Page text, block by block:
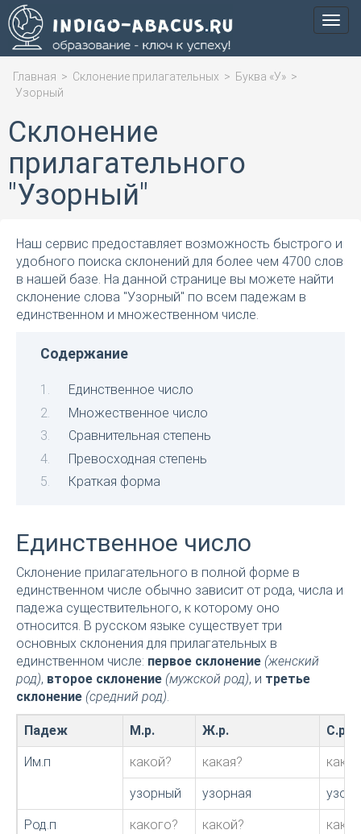
Меню
Главная > Склонение прилагательных > Буква «У» >
Узорный
Склонение
прилагательного
"Узорный"
Наш сервис предоставляет возможность быстрого и
удобного поиска склонений для более чем 4700 слов
в нашей базе. На данной странице вы можете найти
склонение слова "Узорный" по всем падежам в
единственном и множественном числе.
Содержание
Единственное число
Множественное число
Сравнительная степень
Превосходная степень
Краткая форма
Единственное число
Склонение прилагательного в полной форме в
единственном числе обычно зависит от рода, числа и
падежа существительного, к которому оно
относится. В русском языке существует три
основных склонения для прилагательных в
единственном числе: первое склонение (женский
род), второе склонение (мужской род), и третье
склонение (средний род).
Падеж М.р. Ж.р. С.р.
Им.п какой? какая?
узорный узорная
Род.п какого? какой?